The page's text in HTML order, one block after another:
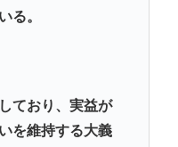
る。
ており、実益が
を維持する大義